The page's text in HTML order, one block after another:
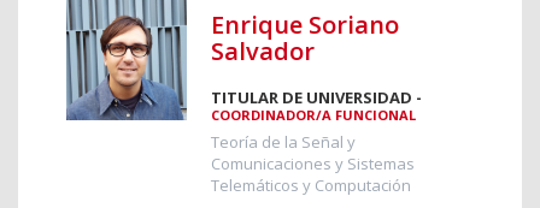
Enrique Soriano
Salvador
TITULAR DE UNIVERSIDAD -
COORDINADOR/A FUNCIONAL
Teoría de la Señal y
Comunicaciones y Sistemas
Telemáticos y Computación